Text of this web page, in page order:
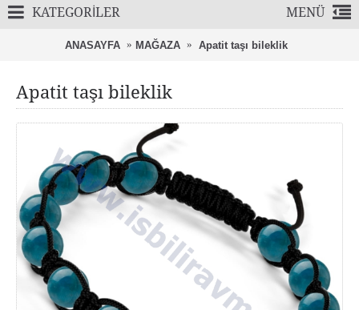
KATEGORİLER MENÜ
ANASAYFA MAĞAZA Apatit taşı bileklik
Apatit taşı bileklik